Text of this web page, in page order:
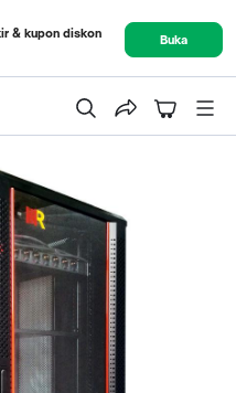
& kupon diskon
Buka